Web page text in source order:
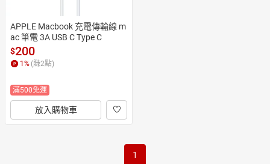
APPLE Macbook 充電傳輸線 m
ac 筆電 3A USB C Type C
$200
1 % (賺2點)
滿500免運
放入購物車
1